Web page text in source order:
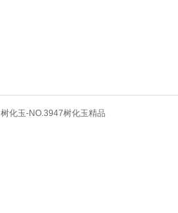
树化玉-NO.3947树化玉精品